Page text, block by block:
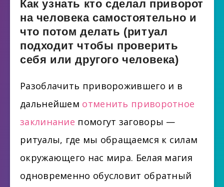
Как узнать кто сделал приворот
на человека самостоятельно и
что потом делать (ритуал
подходит чтобы проверить
себя или другого человека)
Разоблачить приворожившего и в
дальнейшем отменить приворотное
заклинание помогут заговоры —
ритуалы, где мы обращаемся к силам
окружающего нас мира. Белая магия
одновременно обусловит обратный